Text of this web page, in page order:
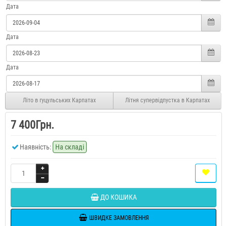
Дата
Дата
Дата
Літо в гуцульських Карпатах Літня супервідпустка в Карпатах
7 400Грн.
Наявність: На складі
ДО КОШИКА
ШВИДКЕ ЗАМОВЛЕННЯ